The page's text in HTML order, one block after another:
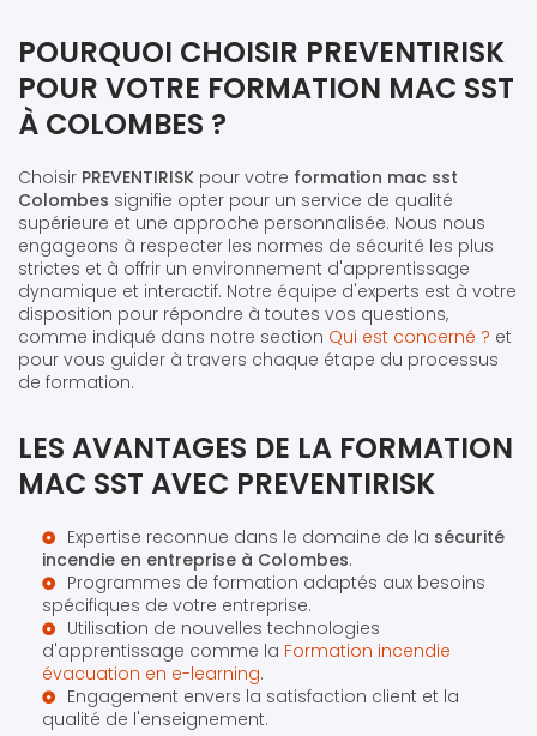
POURQUOI CHOISIR PREVENTIRISK
POUR VOTRE FORMATION MAC SST
À COLOMBES ?
Choisir PREVENTIRISK pour votre formation mac sst
Colombes signifie opter pour un service de qualité
supérieure et une approche personnalisée. Nous nous
engageons à respecter les normes de sécurité les plus
strictes et à offrir un environnement d'apprentissage
dynamique et interactif. Notre équipe d'experts est à votre
disposition pour répondre à toutes vos questions,
comme indiqué dans notre section Qui est concerné ? et
pour vous guider à travers chaque étape du processus
de formation.
LES AVANTAGES DE LA FORMATION
MAC SST AVEC PREVENTIRISK
Expertise reconnue dans le domaine de la sécurité
incendie en entreprise à Colombes.
Programmes de formation adaptés aux besoins
spécifiques de votre entreprise.
Utilisation de nouvelles technologies
d'apprentissage comme la Formation incendie
évacuation en e-learning.
Engagement envers la satisfaction client et la
qualité de l'enseignement.